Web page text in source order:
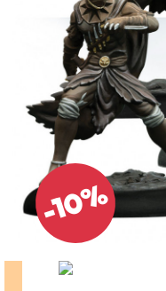
-10%